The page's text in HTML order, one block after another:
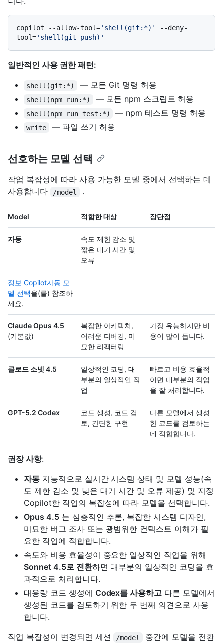
copilot --allow-tool='shell(git:*)'
--deny-
tool='shell(git push)'
일반적인 사용 권한 패턴:
shell(git:*) — 모든 Git 명령 허용
shell(npm run:*) — 모든 npm 스크립트 허용
shell(npm run test:*) — npm 테스트 명령 허용
write — 파일 쓰기 허용
선호하는 모델 선택
작업 복잡성에 따라 사용 가능한 모델 중에서 선택하는 데
사용합니다
/model .
Model 적합한 대상 장단점
자동
속도 제한 감소 및
짧은 대기 시간 및
오류
정보 Copilot자동 모
델 선택을(를) 참조하
세요.
Claude Opus 4.5
(기본값)
복잡한 아키텍처,
어려운 디버깅, 미
묘한 리팩터링
가장 유능하지만 비
용이 많이 듭니다.
클로드 소넷 4.5
일상적인 코딩, 대
부분의 일상적인 작
업
빠르고 비용 효율적
이면 대부분의 작업
을 잘 처리합니다.
GPT-5.2 Codex
코드 생성, 코드 검
토, 간단한 구현
다른 모델에서 생성
한 코드를 검토하는
데 적합합니다.
권장 사항:
자동 지능적으로 실시간 시스템 상태 및 모델 성능(속
도 제한 감소 및 낮은 대기 시간 및 오류 제공) 및 지정
Copilot한 작업의 복잡성에 따라 모델을 선택합니다.
Opus 4.5 는 심층적인 추론, 복잡한 시스템 디자인,
미묘한 버그 조사 또는 광범위한 컨텍스트 이해가 필
요한 작업에 적합합니다.
속도와 비용 효율성이 중요한 일상적인 작업을 위해
Sonnet 4.5로 전환하면 대부분의 일상적인 코딩을 효
과적으로 처리합니다.
대용량 코드 생성에 Codex를 사용하고 다른 모델에서
생성된 코드를 검토하기 위한 두 번째 의견으로 사용
합니다.
작업 복잡성이 변경되면 세션
/model
중간에 모델을 전환